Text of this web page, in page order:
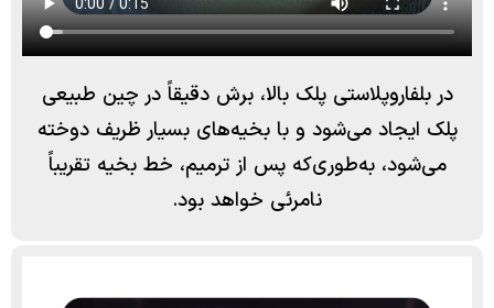
در بلفاروپلاستی پلک بالا، برش دقیقاً در چین طبیعی
پلک ایجاد می‌شود و با بخیه‌های بسیار ظریف دوخته
می‌شود، به‌طوری‌که پس از ترمیم، خط بخیه تقریباً
نامرئی خواهد بود.